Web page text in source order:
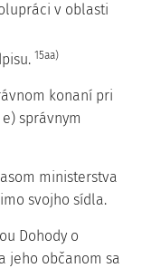
v oblasti
15aa)
konaní pri
správnym
ministerstva
svojho sídla.
Dohody o
jeho občanom sa